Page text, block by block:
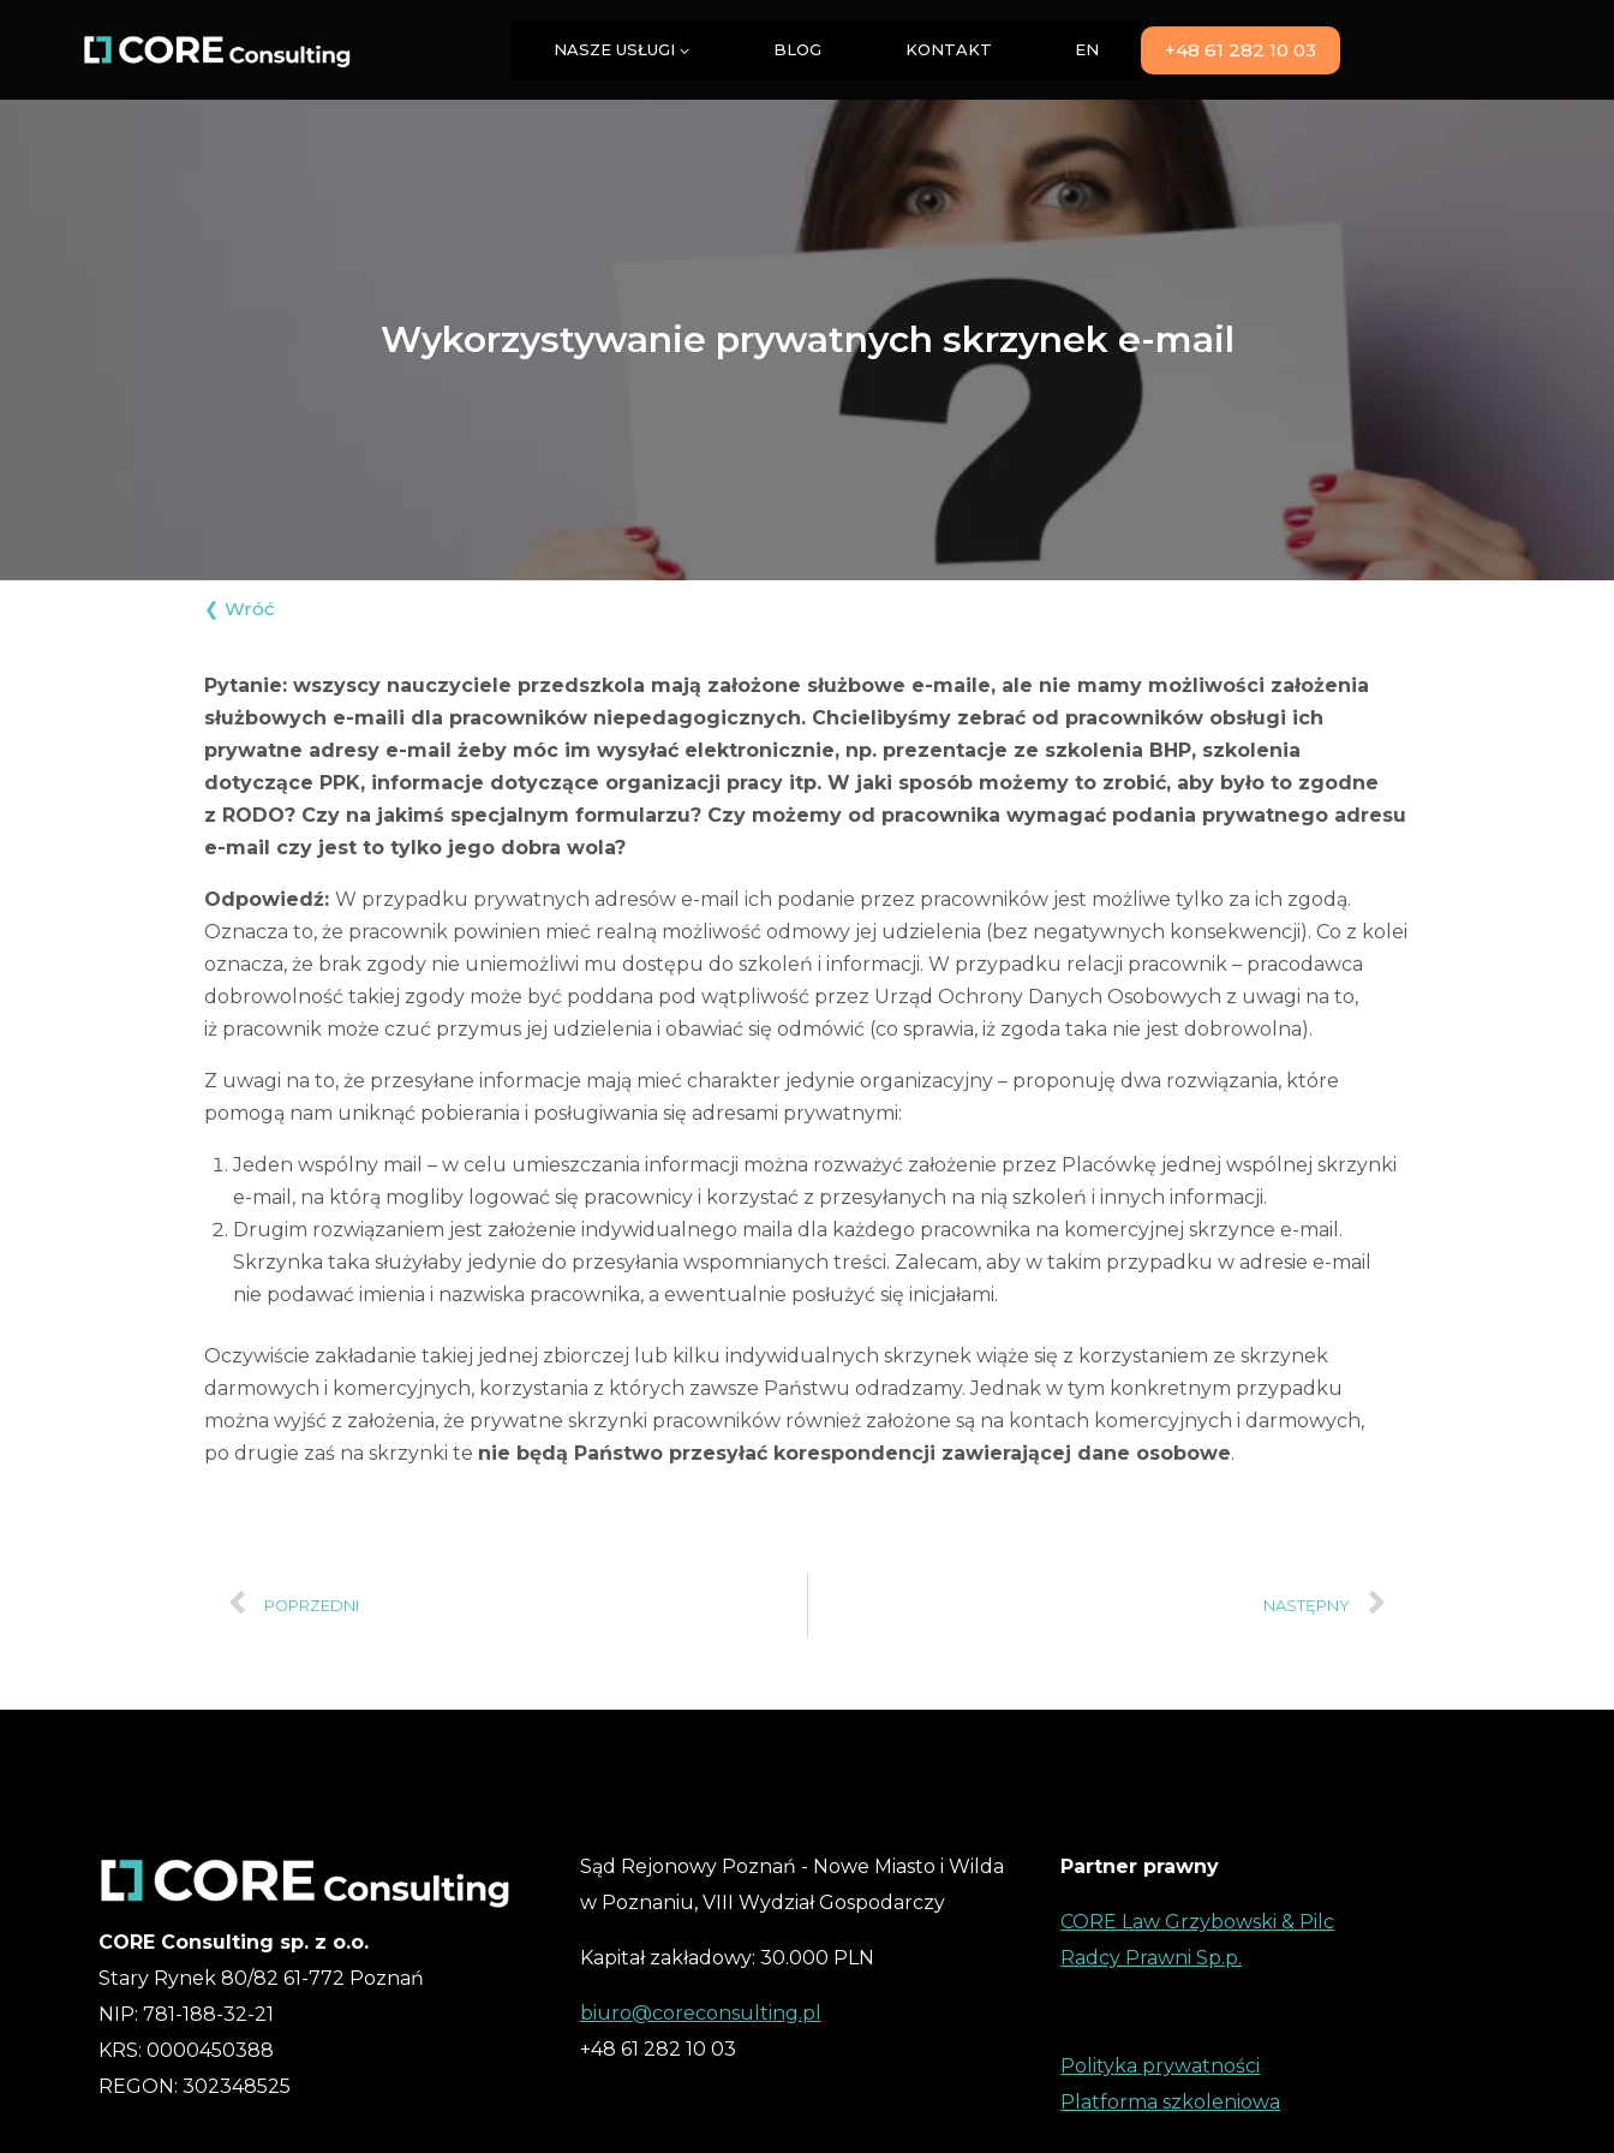
NASZE USŁUGI BLOG KONTAKT EN +48 61 282 10 03
Wykorzystywanie prywatnych skrzynek e-mail
Pytanie: wszyscy nauczyciele przedszkola mają założone służbowe e-maile, ale nie mamy możliwości założenia
służbowych e-maili dla pracowników niepedagogicznych. Chcielibyśmy zebrać od pracowników obsługi ich
prywatne adresy e-mail żeby móc im wysyłać elektronicznie, np. prezentacje ze szkolenia BHP, szkolenia
dotyczące PPK, informacje dotyczące organizacji pracy itp. W jaki sposób możemy to zrobić, aby było to zgodne
z RODO? Czy na jakimś specjalnym formularzu? Czy możemy od pracownika wymagać podania prywatnego adresu
e-mail czy jest to tylko jego dobra wola?
Odpowiedź: W przypadku prywatnych adresów e-mail ich podanie przez pracowników jest możliwe tylko za ich zgodą.
Oznacza to, że pracownik powinien mieć realną możliwość odmowy jej udzielenia (bez negatywnych konsekwencji). Co z kolei
oznacza, że brak zgody nie uniemożliwi mu dostępu do szkoleń i informacji. W przypadku relacji pracownik – pracodawca
dobrowolność takiej zgody może być poddana pod wątpliwość przez Urząd Ochrony Danych Osobowych z uwagi na to,
iż pracownik może czuć przymus jej udzielenia i obawiać się odmówić (co sprawia, iż zgoda taka nie jest dobrowolna).
Z uwagi na to, że przesyłane informacje mają mieć charakter jedynie organizacyjny – proponuję dwa rozwiązania, które
pomogą nam uniknąć pobierania i posługiwania się adresami prywatnymi:
Jeden wspólny mail – w celu umieszczania informacji można rozważyć założenie przez Placówkę jednej wspólnej skrzynki
e-mail, na którą mogliby logować się pracownicy i korzystać z przesyłanych na nią szkoleń i innych informacji.
Drugim rozwiązaniem jest założenie indywidualnego maila dla każdego pracownika na komercyjnej skrzynce e-mail.
Skrzynka taka służyłaby jedynie do przesyłania wspomnianych treści. Zalecam, aby w takim przypadku w adresie e-mail
nie podawać imienia i nazwiska pracownika, a ewentualnie posłużyć się inicjałami.
Oczywiście zakładanie takiej jednej zbiorczej lub kilku indywidualnych skrzynek wiąże się z korzystaniem ze skrzynek
darmowych i komercyjnych, korzystania z których zawsze Państwu odradzamy. Jednak w tym konkretnym przypadku
można wyjść z założenia, że prywatne skrzynki pracowników również założone są na kontach komercyjnych i darmowych,
po drugie zaś na skrzynki te nie będą Państwo przesyłać korespondencji zawierającej dane osobowe.
POPRZEDNI NASTĘPNY
CORE Consulting sp. z o.o.
Stary Rynek 80/82 61-772 Poznań
NIP: 781-188-32-21
KRS: 0000450388
REGON: 302348525
Sąd Rejonowy Poznań - Nowe Miasto i Wilda
w Poznaniu, VIII Wydział Gospodarczy
Kapitał zakładowy: 30.000 PLN
biuro@coreconsulting.pl
+48 61 282 10 03
Partner prawny
CORE Law Grzybowski & Pilc
Radcy Prawni Sp.p.
Polityka prywatności
Platforma szkoleniowa